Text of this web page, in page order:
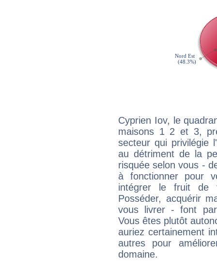
Cyprien Iov, le
maisons 1 2 et 3,
secteur qui privilégie
au détriment de la
risquée selon vous -
à fonctionner pour
intégrer le fruit de
Posséder, acquérir
vous livrer - font
Vous êtes plutôt
auriez certainement
autres pour
domaine.